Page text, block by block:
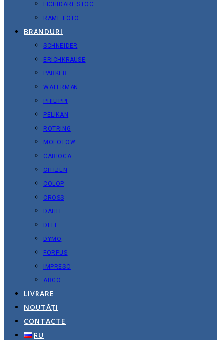
LICHIDARE STOC
RAME FOTO
BRANDURI
SCHNEIDER
ERICHKRAUSE
PARKER
WATERMAN
PHILIPPI
PELIKAN
ROTRING
MOLOTOW
CARIOCA
CITIZEN
COLOP
CROSS
DAHLE
DELI
DYMO
FORPUS
IMPRESO
ARGO
LIVRARE
NOUTĂȚI
CONTACTE
RU